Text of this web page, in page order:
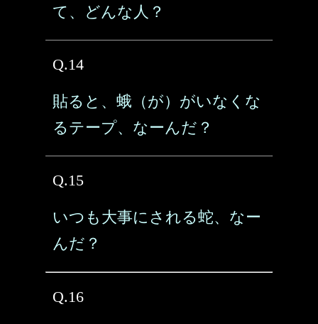
て、どんな人？
Q.14
貼ると、蛾（が）がいなくな
るテープ、なーんだ？
Q.15
いつも大事にされる蛇、なー
んだ？
Q.16